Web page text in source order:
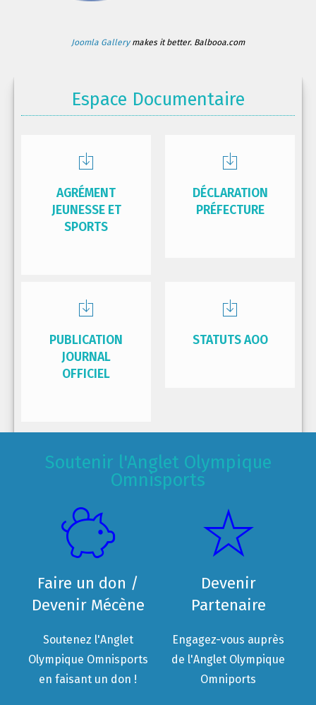
Joomla Gallerymakes it better. Balbooa.com
Espace Documentaire
AGRÉMENT
JEUNESSE ET
SPORTS
DÉCLARATION
PRÉFECTURE
PUBLICATION
JOURNAL
OFFICIEL
STATUTS AOO
Soutenir l'Anglet Olympique
Omnisports
Faire un don /
Devenir Mécène
Soutenez l'Anglet
Olympique Omnisports
en faisant un don !
Devenir
Partenaire
Engagez-vous auprès
de l'Anglet Olympique
Omniports